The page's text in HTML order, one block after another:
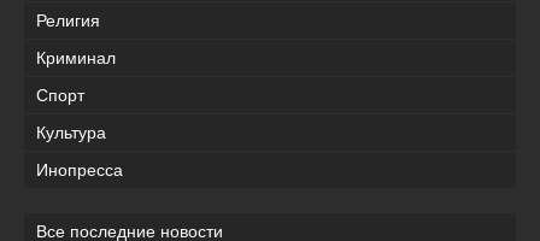
Религия
Криминал
Спорт
Культура
Инопресса
Все последние новости